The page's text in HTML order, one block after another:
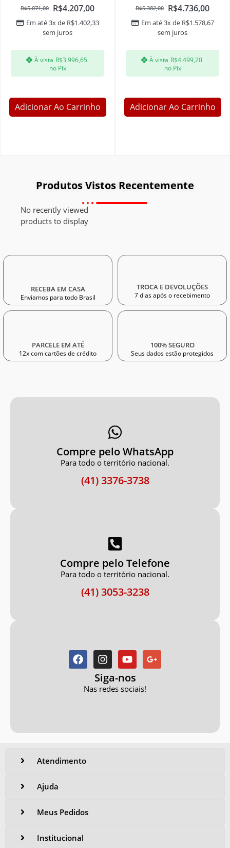
R$5.071,00 R$4.207,00
Em até 3x de R$1.402,33
sem juros
À vista R$3.996,65
no Pix
Adicionar Ao Carrinho
R$5.382,00 R$4.736,00
Em até 3x de R$1.578,67
sem juros
À vista R$4.499,20
no Pix
Adicionar Ao Carrinho
Produtos Vistos Recentemente
No recently viewed
products to display
RECEBA EM CASA
Enviamos para todo Brasil
TROCA E DEVOLUÇÕES
7 dias após o recebimento
PARCELE EM ATÉ
12x com cartões de crédito
100% SEGURO
Seus dados estão protegidos
Compre pelo WhatsApp
Para todo o território nacional.
(41) 3376-3738
Compre pelo Telefone
Para todo o território nacional.
(41) 3053-3238
Siga-nos
Nas redes sociais!
Atendimento
Ajuda
Meus Pedidos
Institucional